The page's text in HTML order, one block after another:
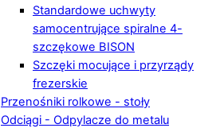
Standardowe uchwyty
samocentrujące spiralne 4-
szczękowe BISON
Szczęki mocujące i przyrządy
frezerskie
Przenośniki rolkowe - stoły
Odciągi - Odpylacze do metalu